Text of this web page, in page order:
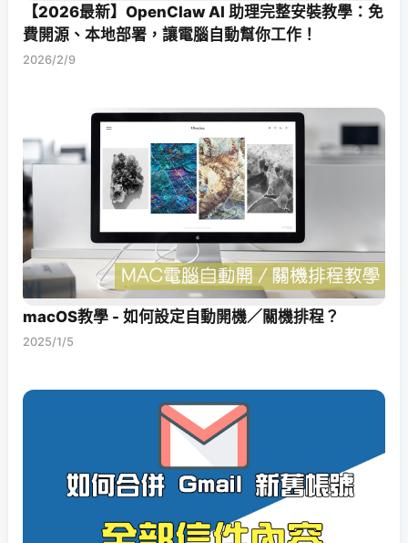
【2026最新】OpenClaw AI 助理完整安裝教學：免
費開源、本地部署，讓電腦自動幫你工作！
2026/2/9
macOS教學 - 如何設定自動開機／關機排程？
2025/1/5